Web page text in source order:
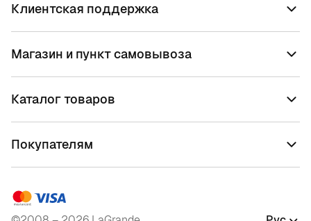
Клиентская поддержка
Магазин и пункт самовывоза
Каталог товаров
Покупателям